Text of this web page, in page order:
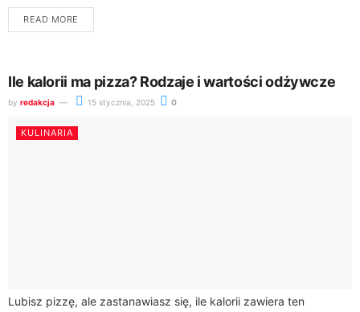
prawdziwy skarbiec wartości odżywczych,...
READ MORE
Ile kalorii ma pizza? Rodzaje i wartości odżywcze
by redakcja 15 stycznia, 2025 0
KULINARIA
Lubisz pizzę, ale zastanawiasz się, ile kalorii zawiera ten